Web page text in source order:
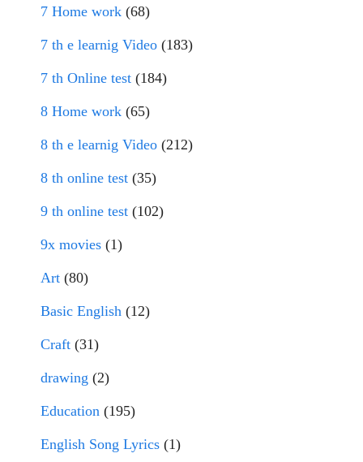
7 Home work (68)
7 th e learnig Video (183)
7 th Online test (184)
8 Home work (65)
8 th e learnig Video (212)
8 th online test (35)
9 th online test (102)
9x movies (1)
Art (80)
Basic English (12)
Craft (31)
drawing (2)
Education (195)
English Song Lyrics (1)